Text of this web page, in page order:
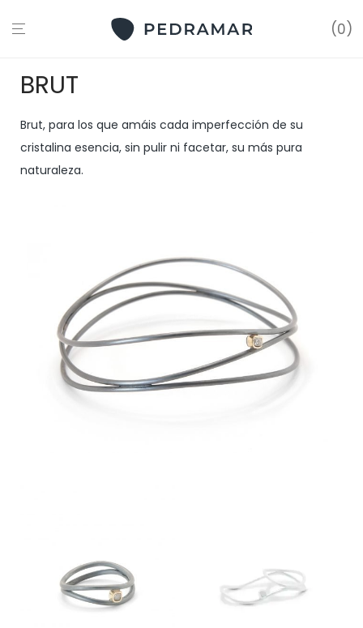
0
BRUT
Brut, para los que amáis cada imperfección de su
cristalina esencia, sin pulir ni facetar, su más pura
naturaleza.